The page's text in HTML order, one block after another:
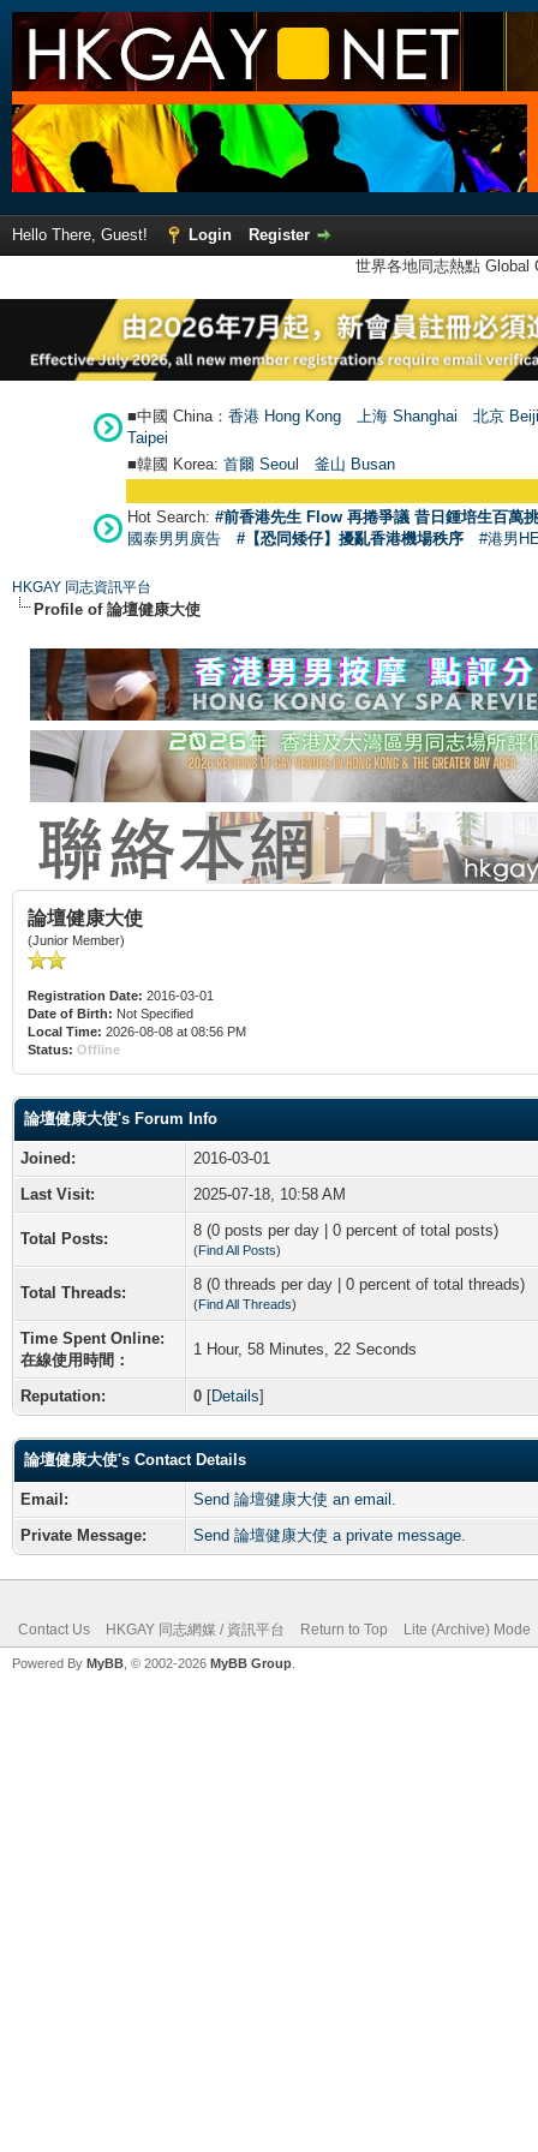
Hello There, Guest! Login
Register
世界各地同志熱點
■中國 China： 香港 Hong Kong 上海 Shanghai
北京
Taipei
■韓國 Korea: 首爾 Seoul 釜山 Busan
Hot Search: #前香港先生 Flow 再捲爭議 昔日鍾培生百萬
國泰男男廣告
#【恐同矮仔】擾亂香港機場秩序 #港男
HKGAY 同志資訊平台
Profile of 論壇健康大使
論壇健康大使
(Junior Member)
Registration Date: 2016-03-01
Date of Birth: Not Specified
Local Time: 2026-08-08 at 08:56 PM
Status: Offline
論壇健康大使's Forum Info
Joined:
2016-03-01
Last Visit:
2025-07-18, 10:58 AM
Total Posts: 8 (0 posts per day | 0 percent of total posts)
(Find All Posts)
Total Threads: 8 (0 threads per day | 0 percent of total threads)
(Find All Threads)
Time Spent Online:
在線使用時間：
1 Hour, 58 Minutes, 22 Seconds
Reputation: 0 [Details]
論壇健康大使's Contact Details
Email:
Send 論壇健康大使 an email.
Private Message:
Send 論壇健康大使 a private message.
Contact Us HKGAY 同志網媒 / 資訊平台 Return to Top Lite (Archive) Mode
Powered By MyBB , © 2002-2026 MyBB Group